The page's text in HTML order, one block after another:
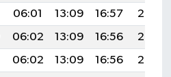
06:01 13:09 16:57
20:07
06:02 13:09 16:56
20:06
06:02 13:09 16:56
20:05